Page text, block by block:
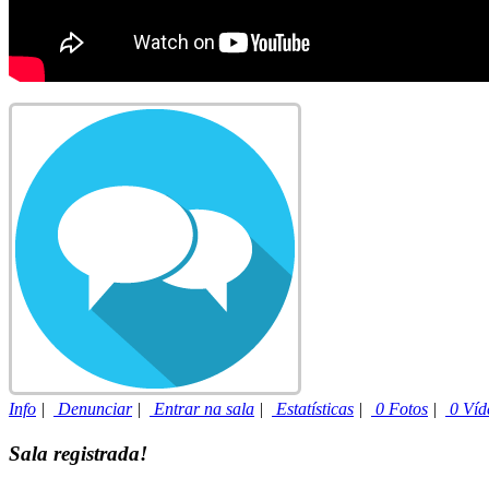
Info | Denunciar| Entrar na sala | Estatísticas | 0 Fotos | 0
Sala registrada!